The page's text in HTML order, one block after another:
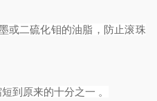
或二硫化钼的油脂，防止滚珠
到原来的十分之一 。